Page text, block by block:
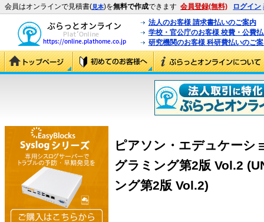
会員はオンラインで見積書(見本)を無料で作成できます 会員登録(無料) ログイン
法人のお客様 請求書払いのご案内
学校・官公庁のお客様 校費・公費
研究機関のお客様 科研費払いのご
ピアソン・エデュケーシ
グラミング第2版 Vol.2
ング第2版 Vol.2)